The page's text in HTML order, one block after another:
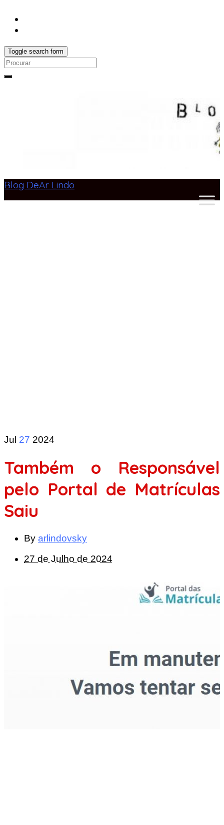
Toggle search form
Search
Blog DeAr Lindo
Jul 27 2024
Também o Responsável
pelo Portal de Matrículas
Saiu
By arlindovsky
27 de Julho de 2024